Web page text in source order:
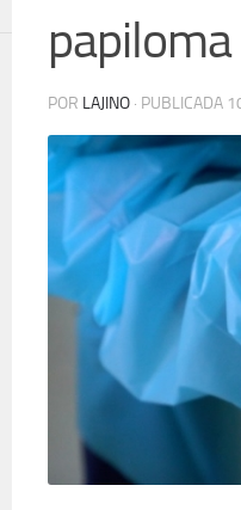
POR LAJINO · PUBLICADA